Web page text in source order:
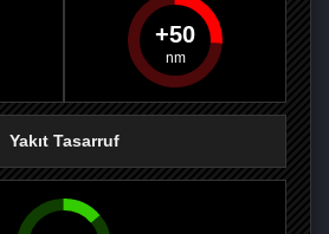
50
Yakıt Tasarruf